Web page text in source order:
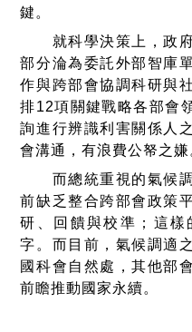
鍵。
就科學決策上，政府
部分淪為委託外部智庫
作與跨部會協調科研與
排12項關鍵戰略各部會
詢進行辨識利害關係人
會溝通，有浪費公帑之嫌
而總統重視的氣候調
前缺乏整合跨部會政策
研、回饋與校準；這
字。而目前，氣候調適
國科會自然處，其他部
前瞻推動國家永續。